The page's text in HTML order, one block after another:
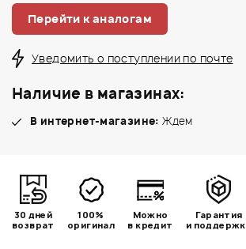
Перейти к аналогам
Уведомить о поступлении по почте
Наличие в магазинах:
В интернет-магазине: Ждем
30 дней
возврат
100%
оригинал
Можно
в кредит
Гарантия
и